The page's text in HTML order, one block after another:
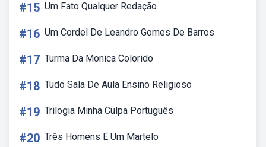
#15 Um Fato Qualquer Redação
#16 Um Cordel De Leandro Gomes De Barros
#17 Turma Da Monica Colorido
#18 Tudo Sala De Aula Ensino Religioso
#19 Trilogia Minha Culpa Português
#20 Três Homens E Um Martelo